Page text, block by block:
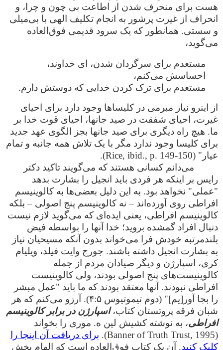
هست برای منحرف شدن از اطاعت بی چون و چرا، و
انحراف از غیرت پرشور به انجام تکلیف الهی با بی‌میلی
و سستی. همانطور که یک سرود قدیمی فوق‌العاده
می‌گوید،
مستعدم برای سرگردان شدن، ای خداوند،
احساسش می‌کنم،
مستعدم برای ترک کردن خدایی که دوستش دارم.
از اینرو نیاز مبرمی در کلیساها وجود دارد برای احیای
غیرت، احیای شفقت در صید جانها، احیای قوت خدا بر
ما. هیچ راه دیگری برای صید جانها بجز الگوی عهد جدید
برای کلیسا وجود ندارد مگر با یک تلاش همه جانبه و تمام
عیار" (Rice, ibid., p. 149-150).
می‌دانم کسانی هستند که می‌گویند تاکید دکتر
رایس بر اینکه هر فردی باید انجیل را بشارت بدهد
"عملی" نخواهد بود. به این دلیل بعضی‌ها به کالوینیسم
افراطی روی آورده‌اند – نه کالوینیسم پنج اصولی – بلکه
کالوینیسم افراطی، یعنی ایده‌ای که می‌گوید لازم نیست
دنبال افراد گمشده بروید؛ خدا آنها را بواسطه فیض
بلندمرتبه خودش فرا می‌خواند بدون آنکه مسیحیان نیاز
به بشارت انجیل داشته باشند. جورج وایت فیلد، ویلیام
کری، اسپارژن و دیگر صیادان مردم از جمله
کالوینیست‌های پنج اصولی بودند، ولی کالوینیست
افراطی نبودند. آنها معتقد بودند که ما باید "عمل مبشر
را بجا آور[یم]" (دوم تیموتیوس ۴:۵). آرزو می‌کنم که هر
شبان فرقه پروتستان کتاب،اسپارژن در برابر کالوینیسم
افراطی، به نوشته کشیش لین ه. موری را بخواند
(Banner of Truth Trust, 1995).
برای دریافت آن اینجا را
کلیک کنید. آن یک کتاب فوق‌العاده است که الهام بخش